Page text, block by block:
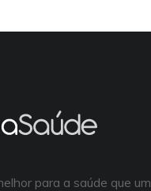
para a saúde que um